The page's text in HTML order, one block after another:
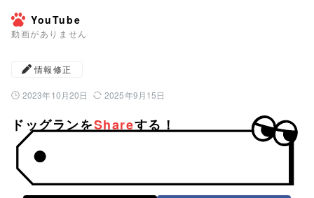
YouTube
動画がありません
情報修正
公開日：
2023年10月20日 最終更新日：
2025年9月15日
ドッグランをShareする！